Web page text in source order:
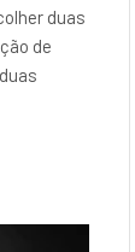
duas
de